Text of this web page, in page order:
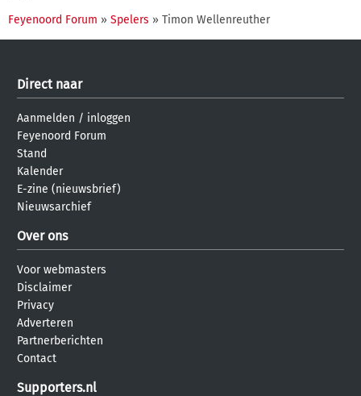
Feyenoord Forum » Spelers » Timon Wellenreuther
Direct naar
Aanmelden / inloggen
Feyenoord Forum
Stand
Kalender
E-zine (nieuwsbrief)
Nieuwsarchief
Over ons
Voor webmasters
Disclaimer
Privacy
Adverteren
Partnerberichten
Contact
Supporters.nl